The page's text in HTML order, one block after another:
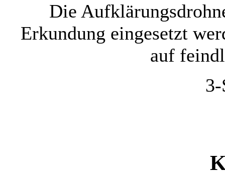
Die
Erkundung eingesetzt
auf